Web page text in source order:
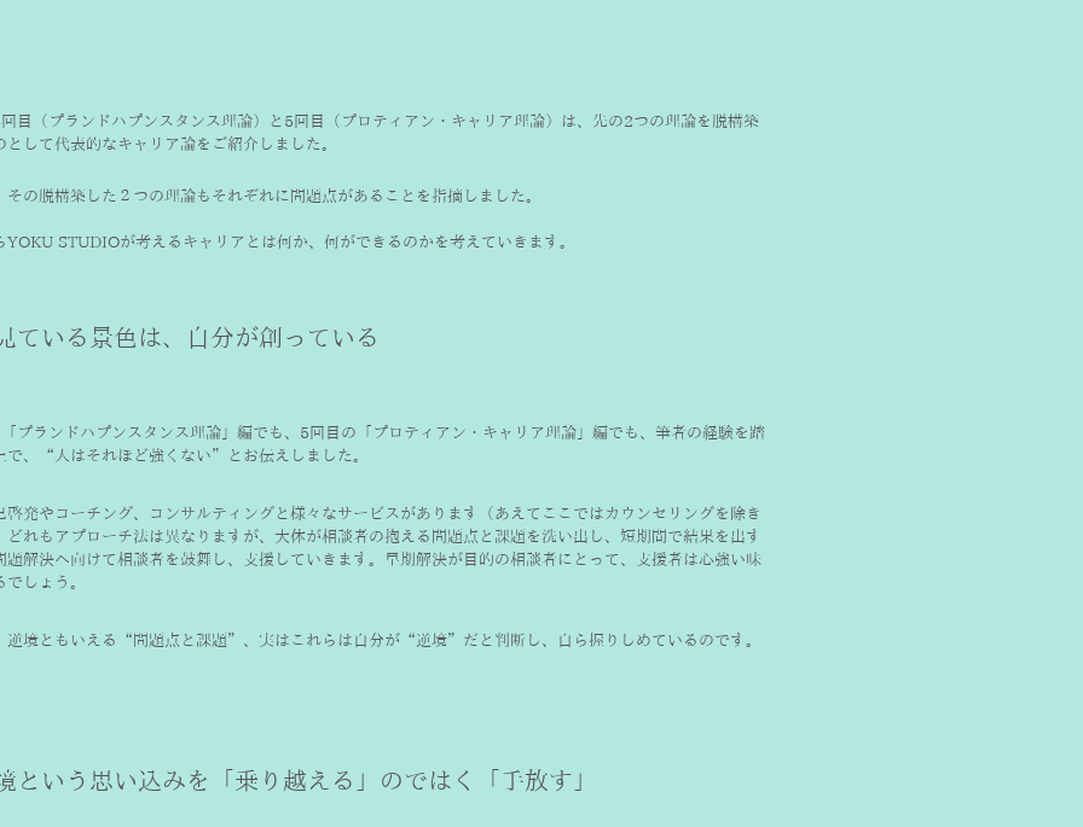
目（プランドハプンスタンス理論）と5回目（プロティアン・キャリア理論）は、先の2つの理論を脱構築
として代表的なキャリア論をご紹介しました。
その脱構築した２つの理論もそれぞれに問題点があることを指摘しました。
YOKU STUDIOが考えるキャリアとは何か、何ができるのかを考えていきます。
ている景色は、自分が創っている
プランドハプンスタンス理論」編でも、5回目の「プロティアン・キャリア理論」編でも、筆者の経験を踏
で、“人はそれほど強くない”とお伝えしました。
啓発やコーチング、コンサルティングと様々なサービスがあります（あえてここではカウンセリングを除き
どれもアプローチ法は異なりますが、大体が相談者の抱える問題点と課題を洗い出し、短期間で結果を出す
題解決へ向けて相談者を鼓舞し、支援していきます。早期解決が目的の相談者にとって、支援者は心強い味
でしょう。
逆境ともいえる“問題点と課題”、実はこれらは自分が“逆境”だと判断し、自ら握りしめているのです。
という思い込みを「乗り越える」のではく「手放す」